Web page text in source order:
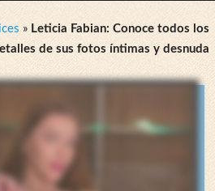
» Leticia Fabian: Conoce todos los
de sus fotos íntimas y desnuda